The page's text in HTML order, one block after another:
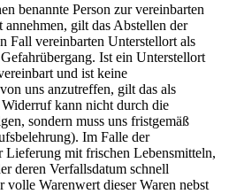
benannte Person zur vereinbarten
gilt das Abstellen der
Fall vereinbarten Unterstellort als
Ist ein Unterstellort
und ist keine
uns anzutreffen, gilt das als
kann nicht durch die
sondern muss uns fristgemäß
Im Falle der
Lieferung mit frischen Lebensmitteln,
deren Verfallsdatum schnell
Warenwert dieser Waren nebst